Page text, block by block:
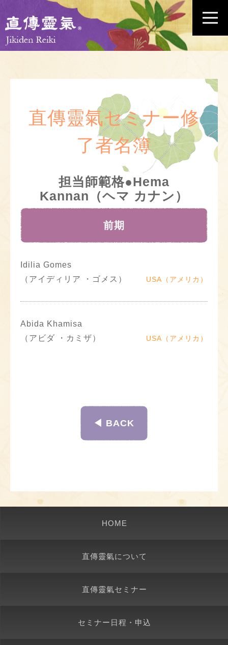
直傳靈氣セミナー修
了者名簿
担当師範格●Hema
Kannan（ヘマ カナン）
前期
Idilia Gomes
（アイディリア ・ゴメス）
USA（アメリカ）
Abida Khamisa
（アビダ ・カミザ）
USA（アメリカ）
◀︎ BACK
HOME
直傳靈氣について
直傳靈氣セミナー
セミナー日程・申込